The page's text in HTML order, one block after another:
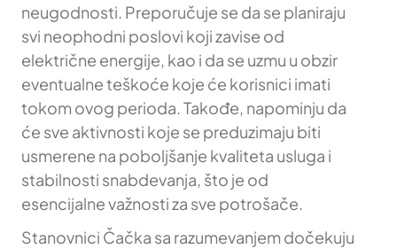
neugodnosti. Preporučuje se da se planiraju
svi neophodni poslovi koji zavise od
električne energije, kao i da se uzmu u obzir
eventualne teškoće koje će korisnici imati
tokom ovog perioda. Takođe, napominju da
će sve aktivnosti koje se preduzimaju biti
usmerene na poboljšanje kvaliteta usluga i
stabilnosti snabdevanja, što je od
esencijalne važnosti za sve potrošače.
Stanovnici Čačka sa razumevanjem dočekuju